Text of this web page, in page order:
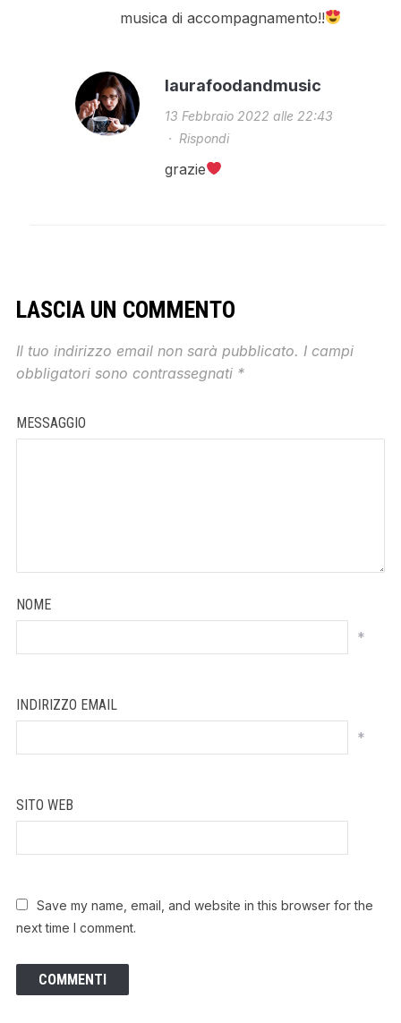
musica di accompagnamento!!
laurafoodandmusic
13 Febbraio 2022 alle 22:43
· Rispondi
grazie
LASCIA UN COMMENTO
Il tuo indirizzo email non sarà pubblicato. I campi
obbligatori sono contrassegnati *
MESSAGGIO
NOME
*
INDIRIZZO EMAIL
*
SITO WEB
Save my name, email, and website in this browser for the
next time I comment.